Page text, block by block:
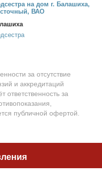
на дом г. Ба­ла­ши­ха,
ВАО
за отсутствие
и аккредитаций
ответственность за
публичной офертой.